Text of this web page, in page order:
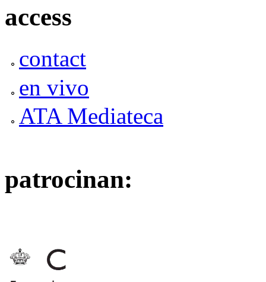
access
contact
en vivo
ATA Mediateca
patrocinan: